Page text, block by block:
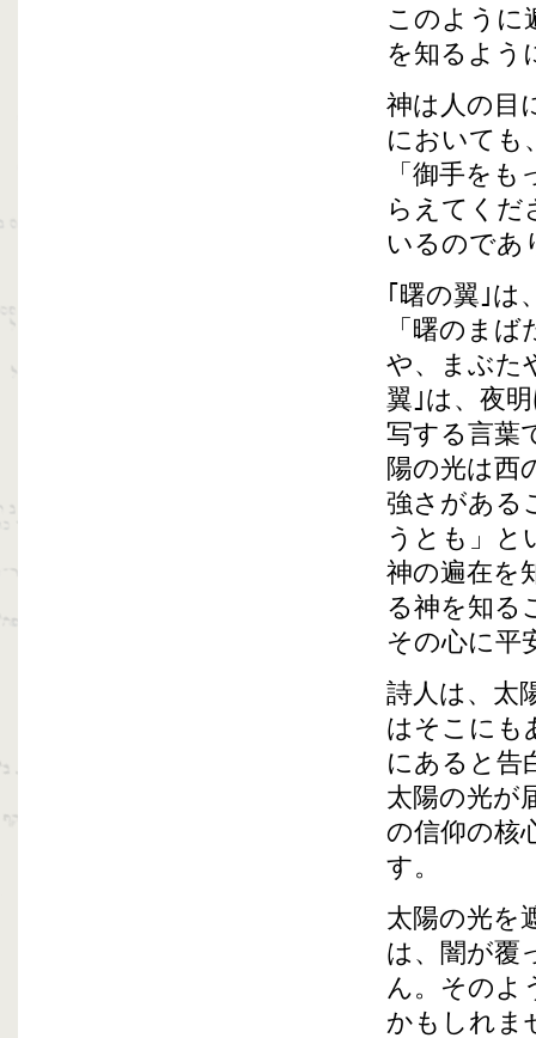
このように
を知るよう
神は人の目
においても
「御手を
らえてくだ
いるのであ
｢曙の翼｣は
「曙のま
や、まぶた
翼｣は、夜
写する言葉
陽の光は西
強さがある
うとも」と
神の遍在を
る神を知る
その心に平
詩人は、太
はそこにも
にあると告
太陽の光が
の信仰の核
す。
太陽の光を
は、闇が覆
ん。そのよ
かもしれま